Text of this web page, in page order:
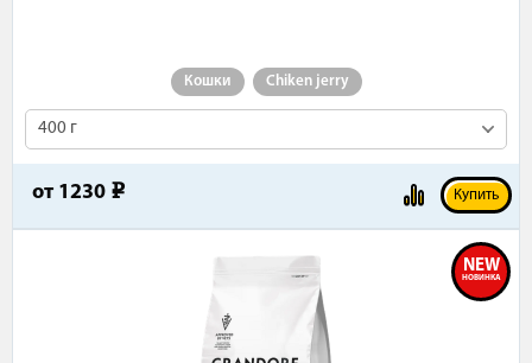
Кошки Chiken jerry
400 г
от 1230 e Купить
NEW
НОВИНКА